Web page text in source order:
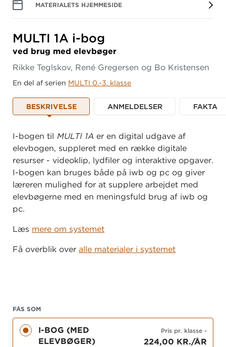
MATERIALETS HJEMMESIDE
MULTI 1A i-bog
ved brug med elevbøger
Rikke Teglskov, René Gregersen og Bo Kristensen
En del af serien MULTI 0.-3. klasse
BESKRIVELSE ANMELDELSER FAKTA
I-bogen til MULTI 1A er en digital udgave af
elevbogen, suppleret med en række digitale
resurser - videoklip, lydfiler og interaktive opgaver.
I-bogen kan bruges både på iwb og pc og giver
læreren mulighed for at supplere arbejdet med
elevbøgerne med en meningsfuld brug af iwb og
pc.
Læs mere om systemet
Få overblik over alle materialer i systemet
FÅS SOM
I-BOG (MED
ELEVBØGER)
Pris pr. klasse-
224,00 KR./ÅR